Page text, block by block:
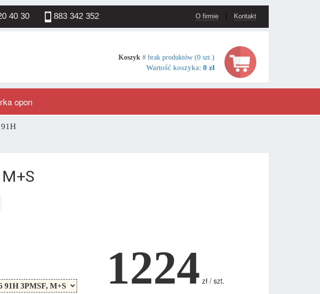
40 30 883 342 352 O firmie Kontakt
Koszyk # brak produktów (0 szt.)
Wartość koszyka: 0 zł
opon
1224 zł / szt.